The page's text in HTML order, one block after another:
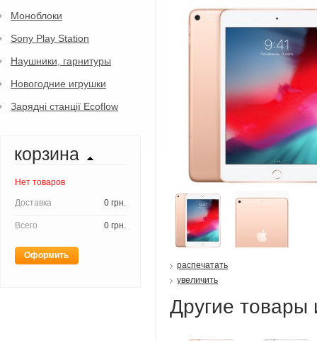
Моноблоки
Sony Play Station
Наушники, гарнитуры
Новогодние игрушки
Зарядні станції Ecoflow
корзина
Нет товаров
Доставка 0 грн.
Всего 0 грн.
Оформить
распечатать
увеличить
Другие товары